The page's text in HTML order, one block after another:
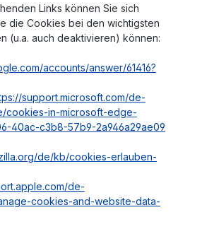
Links können Sie sich
die Cookies bei den wichtigsten
(u.a. auch deaktivieren) können:
accounts/answer/61416?
support.microsoft.com/de-
cookies-in-microsoft-edge-
40ac-c3b8-57b9-2a946a29ae09
de/kb/cookies-erlauben-
de-
cookies-and-website-data-